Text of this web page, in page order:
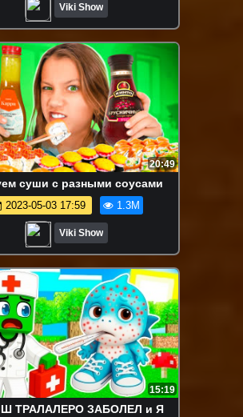
Viki Show
20:49
суши с разными соусами
2023-05-03 17:59 1.3M
Viki Show
15:19
ТРАЛАЛЕРО ЗАБОЛЕЛ и Я